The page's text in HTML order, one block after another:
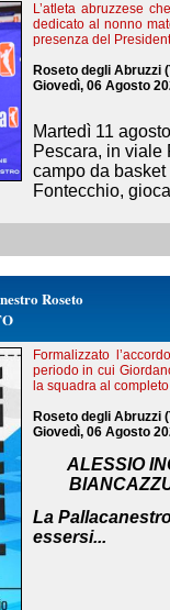
L’atleta abruzzese
dedicato al nonno
presenza del
Roseto degli Abruzzi
Giovedì, 06 Agosto
Martedì 11
Pescara, in viale
campo da
Fontecchio,
Roseto
Formalizzato
periodo in cui
la squadra al completo
Roseto degli Abruzzi
Giovedì, 06 Agosto
ALESSIO
La
essersi...